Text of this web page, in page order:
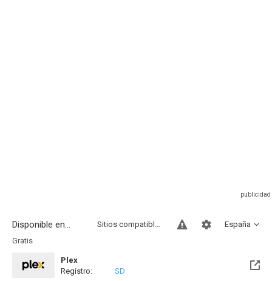
Disponible en... España
Sitios compatibles
Gratis
Plex
Registro:
SD